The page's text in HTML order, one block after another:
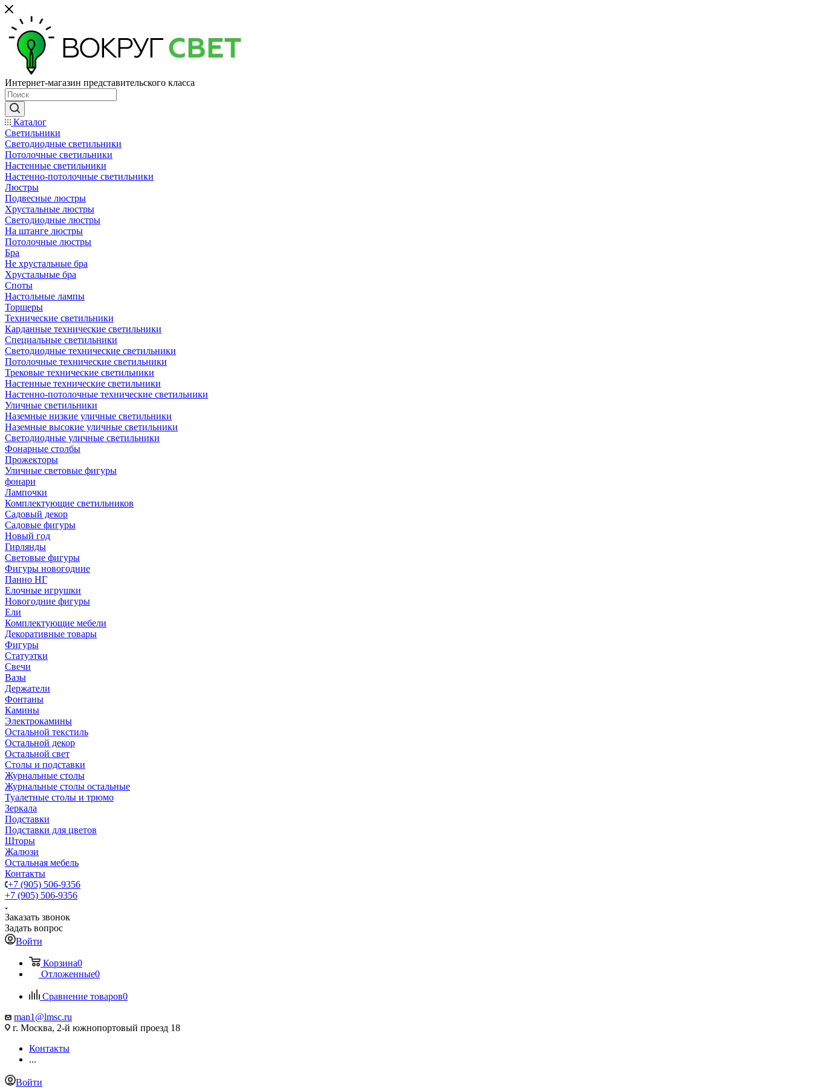
Интернет-магазин представительского класса
Каталог
Светильники
Светодиодные светильники
Потолочные светильники
Настенные светильники
Настенно-потолочные светильники
Люстры
Подвесные люстры
Хрустальные люстры
Светодиодные люстры
На штанге люстры
Потолочные люстры
Бра
Не хрустальные бра
Хрустальные бра
Споты
Настольные лампы
Торшеры
Технические светильники
Карданные технические светильники
Специальные светильники
Светодиодные технические светильники
Потолочные технические светильники
Трековые технические светильники
Настенные технические светильники
Настенно-потолочные технические светильники
Уличные светильники
Наземные низкие уличные светильники
Наземные высокие уличные светильники
Светодиодные уличные светильники
Фонарные столбы
Прожекторы
Уличные световые фигуры
фонари
Лампочки
Комплектующие светильников
Садовый декор
Садовые фигуры
Новый год
Гирлянды
Световые фигуры
Фигуры новогодние
Панно НГ
Елочные игрушки
Новогодние фигуры
Ели
Комплектующие мебели
Декоративные товары
Фигуры
Статуэтки
Свечи
Вазы
Держатели
Фонтаны
Камины
Электрокамины
Остальной текстиль
Остальной декор
Остальной свет
Столы и подставки
Журнальные столы
Журнальные столы остальные
Туалетные столы и трюмо
Зеркала
Подставки
Подставки для цветов
Шторы
Жалюзи
Остальная мебель
Контакты
+7 (905) 506-9356
+7 (905) 506-9356
Заказать звонок
Задать вопрос
Войти
Корзина0
Отложенные0
Сравнение товаров0
man1@lmsc.ru
г. Москва, 2-й южнопортовый проезд 18
Контакты
...
Войти